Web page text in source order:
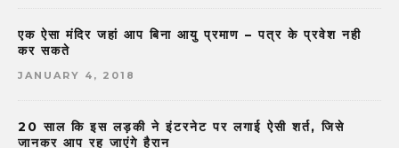
एक ऐसा मंदिर जहां आप बिना आयु प्रमाण – पत्र के प्रवेश नही
कर सकते
JANUARY 4, 2018
20 साल कि इस लड़की ने इंटरनेट पर लगाई ऐसी शर्त, जिसे
जानकर आप रह जाएंगे हैरान